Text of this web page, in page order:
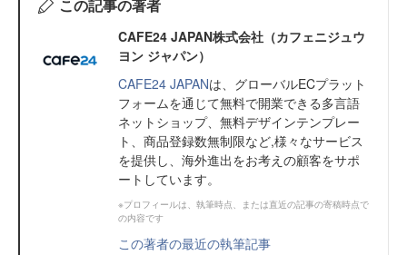
この記事の著者
CAFE24 JAPAN株式会社（カフェニジュウ
ヨン ジャパン）
CAFE24 JAPANは、グローバルECプラット
フォームを通じて無料で開業できる多言語
ネットショップ、無料デザインテンプレー
ト、商品登録数無制限など,様々なサービス
を提供し、海外進出をお考えの顧客をサポ
ートしています。
※プロフィールは、執筆時点、または直近の記事の寄稿時点で
の内容です
この著者の最近の執筆記事